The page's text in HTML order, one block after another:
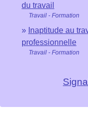
du travail
Travail - Formation
Inaptitude au
professionnelle
Travail - Formation